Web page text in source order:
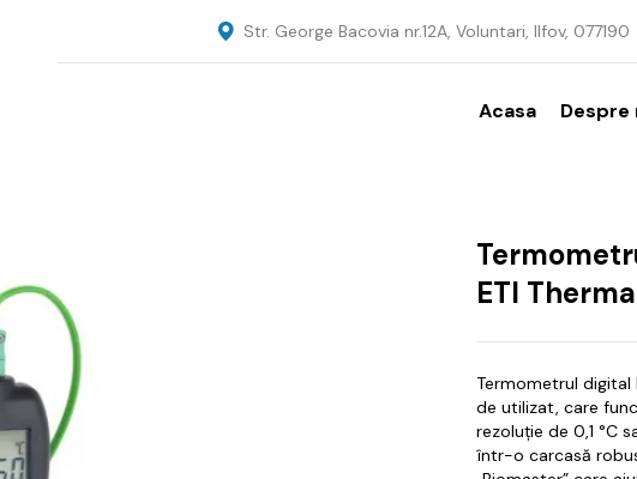
Str. George Bacovia nr.12A, Voluntari, Ilfov, 077190
Acasa Despre
ETI
Termometrul digital
de utilizat, care
rezoluție de 0,1 °C
într-o carcasă